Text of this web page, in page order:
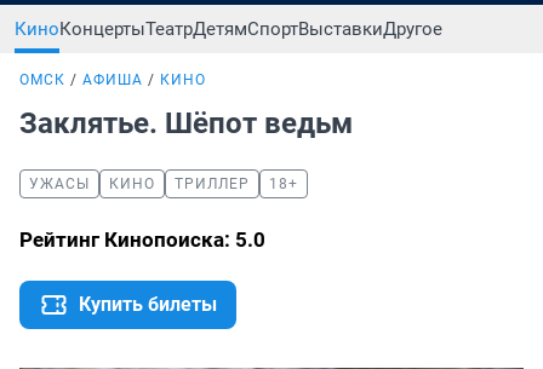
КиноКонцертыТеатрДетямСпортВыставкиДругое
ОМСК АФИША КИНО
Заклятье. Шёпот ведьм
УЖАСЫ КИНО ТРИЛЛЕР 18+
Рейтинг Кинопоиска: 5.0
Купить билеты